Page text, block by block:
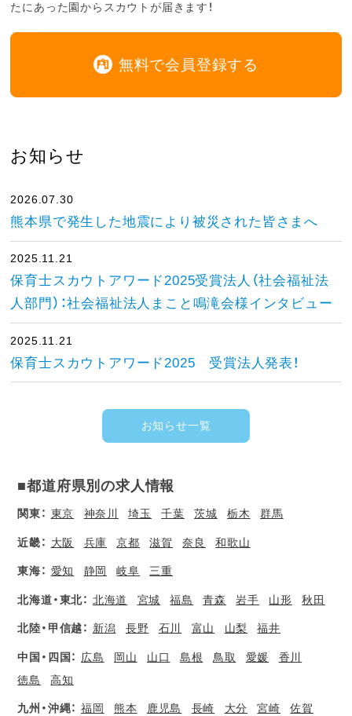
たにあった園からスカウトが届きます！
無料で会員登録する
お知らせ
2026.07.30
熊本県で発生した地震により被災された皆さまへ
2025.11.21
保育士スカウトアワード2025受賞法人（社会福祉法
人部門）：社会福祉法人まこと鳴滝会様インタビュー
2025.11.21
保育士スカウトアワード2025 受賞法人発表！
お知らせ一覧
■都道府県別の求人情報
関東： 東京 神奈川 埼玉 千葉 茨城 栃木 群馬
近畿： 大阪 兵庫 京都 滋賀 奈良 和歌山
東海： 愛知 静岡 岐阜 三重
北海道・東北： 北海道 宮城 福島 青森 岩手 山形 秋田
北陸・甲信越： 新潟 長野 石川 富山 山梨 福井
中国・四国： 広島 岡山 山口 島根 鳥取 愛媛
香川
徳島
高知
九州・沖縄： 福岡 熊本 鹿児島 長崎 大分 宮崎
佐賀